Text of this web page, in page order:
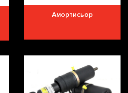
Амортисьор